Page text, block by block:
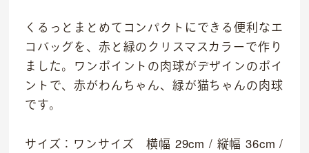
くるっとまとめてコンパクトにできる便利なエ
コバッグを、赤と緑のクリスマスカラーで作り
ました。ワンポイントの肉球がデザインのポイ
ントで、赤がわんちゃん、緑が猫ちゃんの肉球
です。
サイズ：ワンサイズ 横幅 29cm / 縦幅 36cm /